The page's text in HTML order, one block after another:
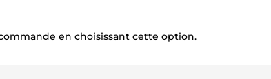
en choisissant cette option.